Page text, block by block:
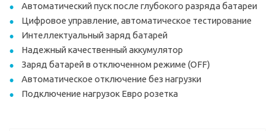
Автоматический пуск после глубокого разряда батареи
Цифровое управление, автоматическое тестирование
Интеллектуальный заряд батарей
Надежный качественный аккумулятор
Заряд батарей в отключенном режиме (OFF)
Автоматическое отключение без нагрузки
Подключение нагрузок Евро розетка